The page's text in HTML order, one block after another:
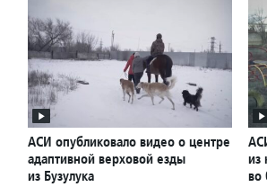
АСИ опубликовало видео о центре
адаптивной верховой езды
из Бузулука
из
во